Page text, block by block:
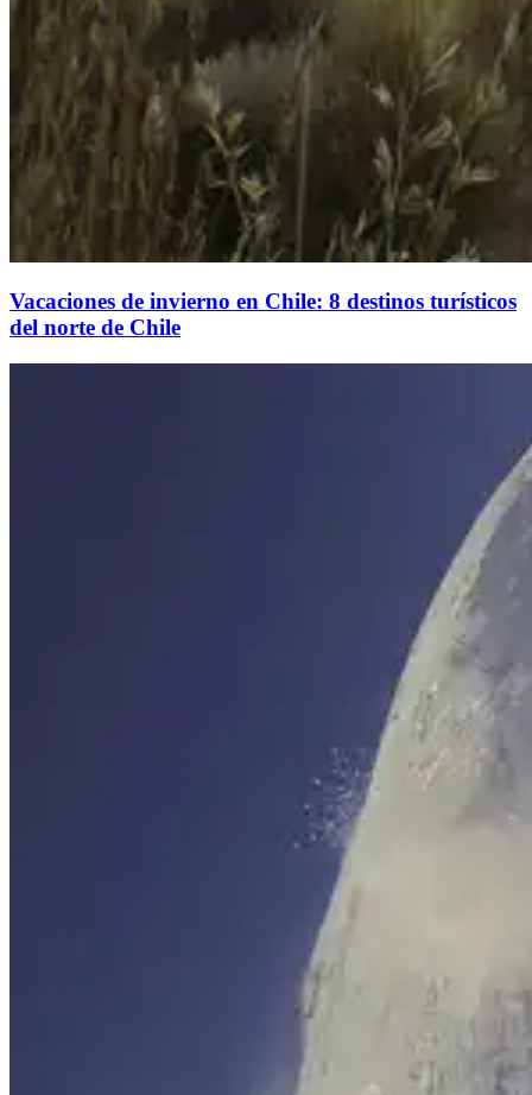
Vacaciones de invierno en Chile: 8 destinos turísticos
del norte de Chile